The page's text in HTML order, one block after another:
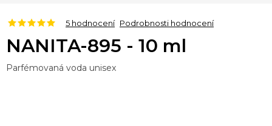
5 hodnocení Podrobnosti hodnocení
NANITA-895 - 10 ml
Parfémovaná voda unisex